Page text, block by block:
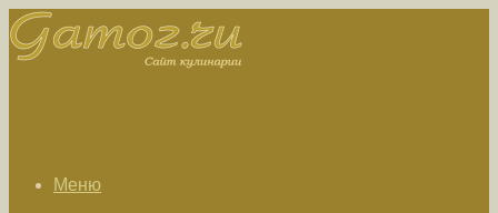
Меню